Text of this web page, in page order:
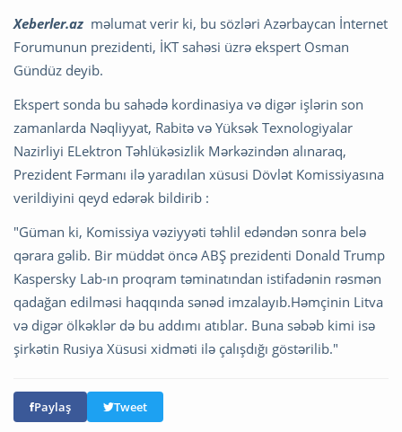
Xeberler.az məlumat verir ki, bu sözləri Azərbaycan İnternet
Forumunun prezidenti, İKT sahəsi üzrə ekspert Osman
Gündüz deyib.
Ekspert sonda bu sahədə kordinasiya və digər işlərin son
zamanlarda Nəqliyyat, Rabitə və Yüksək Texnologiyalar
Nazirliyi ELektron Təhlükəsizlik Mərkəzindən alınaraq,
Prezident Fərmanı ilə yaradılan xüsusi Dövlət Komissiyasına
verildiyini qeyd edərək bildirib :
"Güman ki, Komissiya vəziyyəti təhlil edəndən sonra belə
qərara gəlib. Bir müddət öncə ABŞ prezidenti Donald Trump
Kaspersky Lab-ın proqram təminatından istifadənin rəsmən
qadağan edilməsi haqqında sənəd imzalayıb.Həmçinin Litva
və digər ölkəklər də bu addımı atıblar. Buna səbəb kimi isə
şirkətin Rusiya Xüsusi xidməti ilə çalışdığı göstərilib."
Paylaş Tweet